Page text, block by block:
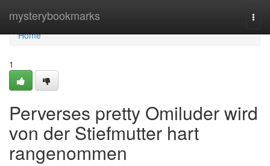
mysterybookmarks
Home
Home
1
Perverses pretty Omiluder wird
von der Stiefmutter hart
rangenommen